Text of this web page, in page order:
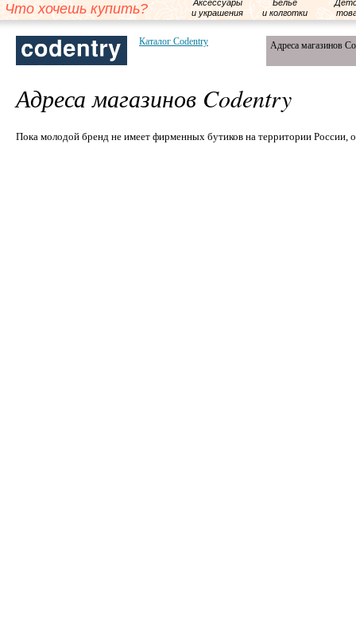
Что хочешь купить?
Аксессуары
и украшения
Бельё
и колготки
Каталог Codentry Адреса магазинов
Адреса магазинов Codentry
Пока молодой бренд не имеет фирменных бутиков на территории России,